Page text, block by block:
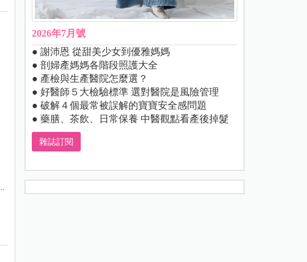
2026年7月號
● 謝沛恩 從甜美少女到優雅媽媽
● 剖婦產媽媽各階段照護大全
● 產檢與生產醫院怎麼選？
● 好醫師５大檢驗標準 選對醫院是風險管理
● 破解４個最常被誤解的寶寶安全感問題
● 藥膳、茶飲、日常保養 中醫觀點看產後掉髮
雜誌訂閱